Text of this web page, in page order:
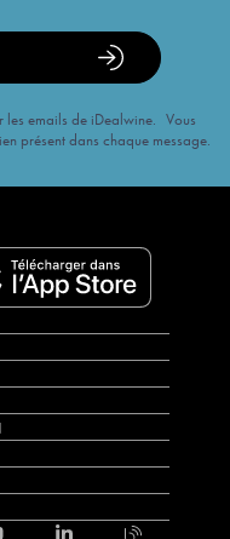
les emails de iDealwine. Vous
présent dans chaque message.